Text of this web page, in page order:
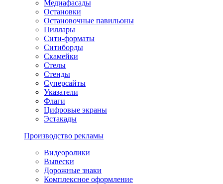
Медиафасады
Остановки
Остановочные павильоны
Пиллары
Сити-форматы
Ситиборды
Скамейки
Стелы
Стенды
Суперсайты
Указатели
Флаги
Цифровые экраны
Эстакады
Производство рекламы
Видеоролики
Вывески
Дорожные знаки
Комплексное оформление